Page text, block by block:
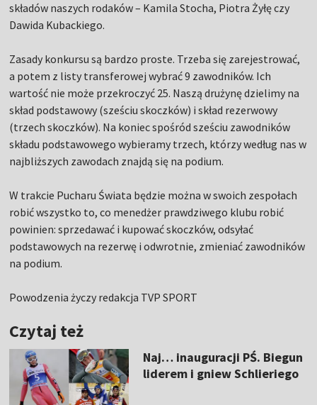
składów naszych rodaków – Kamila Stocha, Piotra Żyłę czy
Dawida Kubackiego.
Zasady konkursu są bardzo proste. Trzeba się zarejestrować,
a potem z listy transferowej wybrać 9 zawodników. Ich
wartość nie może przekroczyć 25. Naszą drużynę dzielimy na
skład podstawowy (sześciu skoczków) i skład rezerwowy
(trzech skoczków). Na koniec spośród sześciu zawodników
składu podstawowego wybieramy trzech, którzy według nas w
najbliższych zawodach znajdą się na podium.
W trakcie Pucharu Świata będzie można w swoich zespołach
robić wszystko to, co menedżer prawdziwego klubu robić
powinien: sprzedawać i kupować skoczków, odsyłać
podstawowych na rezerwę i odwrotnie, zmieniać zawodników
na podium.
Powodzenia życzy redakcja TVP SPORT
Czytaj też
Naj… inauguracji PŚ. Biegun
liderem i gniew Schlieriego